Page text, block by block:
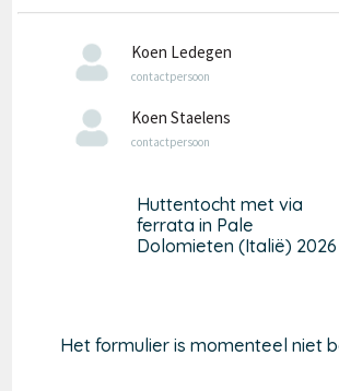
Koen Ledegen
contactpersoon
Koen Staelens
contactpersoon